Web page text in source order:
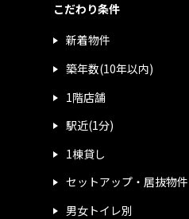
こだわり条件
新着物件
築年数(10年以内)
1階店舗
駅近(1分)
1棟貸し
セットアップ・居抜物件
男女トイレ別